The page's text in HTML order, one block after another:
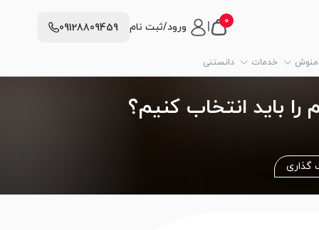
0 ورود/ثبت نام 09128809459
خدمات دانستنی
باید انتخاب کنیم؟
گذاری